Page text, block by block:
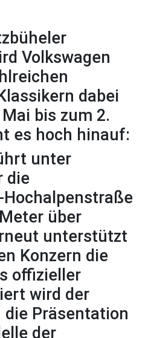
Volkswagen
dabei
bis zum 2.
es hoch hinauf:
unter
die
über
unterstützt
Konzern die
offizieller
wird der
Präsentation
der